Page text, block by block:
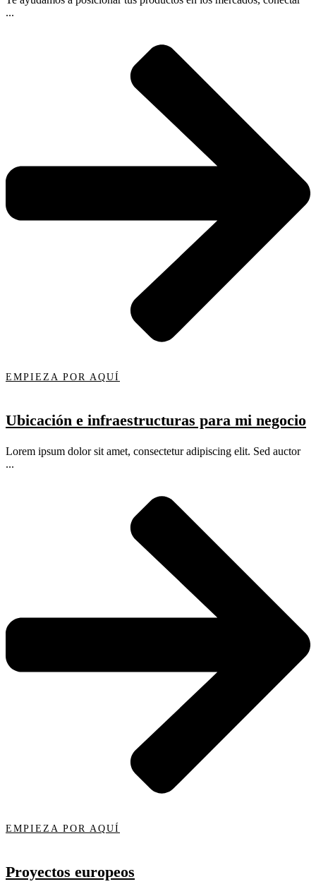
...
EMPIEZA POR AQUÍ
Ubicación e infraestructuras para mi negocio
Lorem ipsum dolor sit amet, consectetur adipiscing elit. Sed auctor
...
EMPIEZA POR AQUÍ
Proyectos europeos